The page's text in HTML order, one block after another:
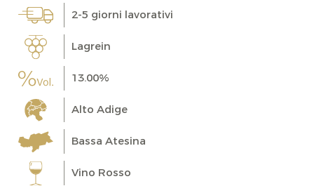
2-5 giorni lavorativi
Lagrein
13.00%
Alto Adige
Bassa Atesina
Vino Rosso